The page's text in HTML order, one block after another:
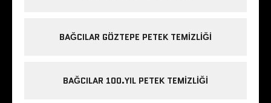
BAĞCILAR GÖZTEPE PETEK TEMIZLIĞI
BAĞCILAR 100.YIL PETEK TEMIZLIĞI